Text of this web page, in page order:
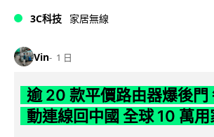
3C科技 家居無線
Vin 1 日
逾 20 款平價路由器爆後門
動連線回中國 全球 10 萬